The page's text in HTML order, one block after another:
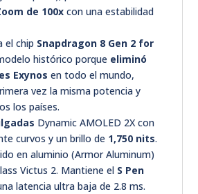
de 100x con una estabilidad
el chip Snapdragon 8 Gen 2 for
histórico porque eliminó
Exynos en todo el mundo,
vez la misma potencia y
los países.
Dynamic AMOLED 2X con
curvos y un brillo de 1,750 nits.
en aluminio (Armor Aluminum)
Victus 2. Mantiene el S Pen
latencia ultra baja de 2.8 ms.